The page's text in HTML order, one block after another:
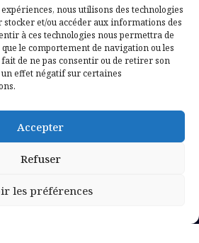
nous utilisons des technologies
stocker et/ou accéder aux informations des
à ces technologies nous permettra de
le comportement de navigation ou les
de ne pas consentir ou de retirer son
effet négatif sur certaines
Accepter
Refuser
les préférences